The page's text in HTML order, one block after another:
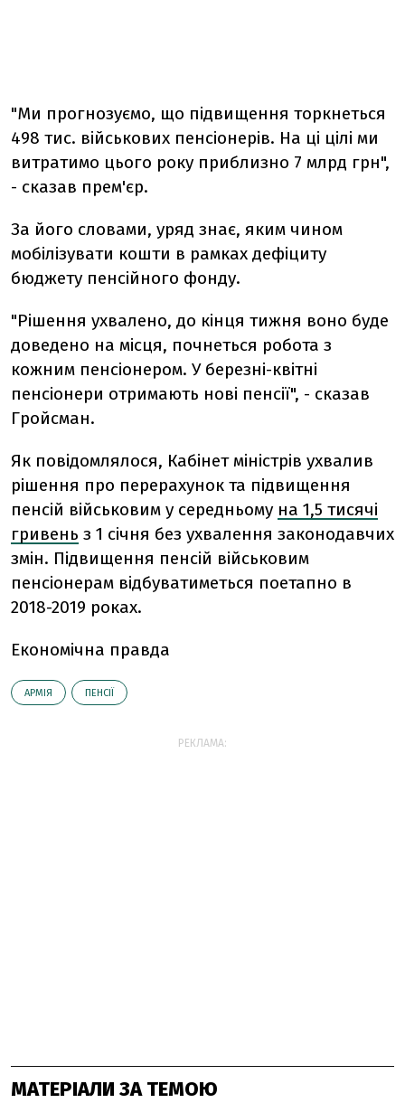
"Ми прогнозуємо, що підвищення торкнеться
498 тис. військових пенсіонерів. На ці цілі ми
витратимо цього року приблизно 7 млрд грн",
- сказав прем'єр.
За його словами, уряд знає, яким чином
мобілізувати кошти в рамках дефіциту
бюджету пенсійного фонду.
"Рішення ухвалено, до кінця тижня воно буде
доведено на місця, почнеться робота з
кожним пенсіонером. У березні-квітні
пенсіонери отримають нові пенсії", - сказав
Гройсман.
Як повідомлялося, Кабінет міністрів ухвалив
рішення про перерахунок та підвищення
пенсій військовим у середньому на 1,5 тисячі
гривень з 1 січня без ухвалення законодавчих
змін. Підвищення пенсій військовим
пенсіонерам відбуватиметься поетапно в
2018-2019 роках.
Економічна правда
АРМІЯ ПЕНСІЇ
РЕКЛАМА:
МАТЕРІАЛИ ЗА ТЕМОЮ